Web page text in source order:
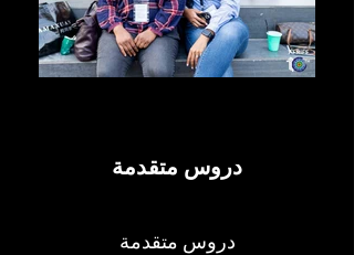
دروس متقدمة
دروس متقدمة